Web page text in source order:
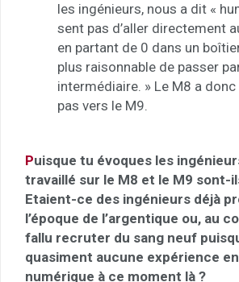
les ingénieurs, nous a dit «
sent pas d’aller directement
en partant de 0 dans un
plus raisonnable de passer
intermédiaire. » Le M8 a
pas vers le M9.
Puisque tu évoques les
travaillé sur le M8 et le M9 sont-
Etaient-ce des ingénieurs déjà
l’époque de l’argentique ou, au
fallu recruter du sang neuf
quasiment aucune expérience
numérique à ce moment là ?